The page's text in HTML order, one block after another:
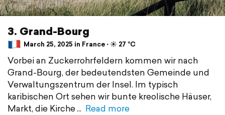
3. Grand-Bourg
March 25, 2025 in France ⋅ ☀️ 27 °C
Vorbei an Zuckerrohrfeldern kommen wir nach
Grand-Bourg, der bedeutendsten Gemeinde und
Verwaltungszentrum der Insel. Im typisch
karibischen Ort sehen wir bunte kreolische Häuser,
Markt, die Kirche
Read more